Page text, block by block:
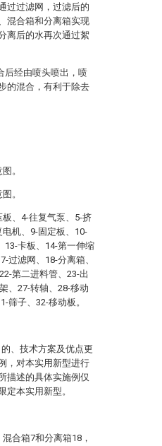
过过滤网，过滤后的
混合箱和分离箱实现
离后的水再次通过絮
后经由喷头喷出，喷
的混合，有利于除去
。
。
、4-往复气泵、5-挤
机、9-固定板、10-
13-卡板、14-第一伸缩
过滤网、18-分离箱、
第二进料管、23-出
、27-转轴、28-移动
筛子、32-移动板。
、技术方案及优点更
，对本实用新型进行
描述的具体实施例仅
定本实用新型。
合箱7和分离箱18，